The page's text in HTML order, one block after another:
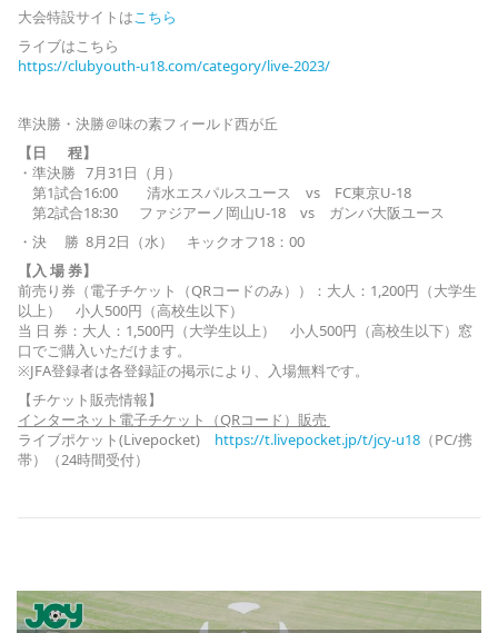
大会特設サイトはこちら
ライブはこちら
https://clubyouth-u18.com/category/live-2023/
準決勝・決勝＠味の素フィールド西が丘
【日 程】
・準決勝 7月31日（月）
第1試合16:00 清水エスパルスユース vs FC東京U-18
第2試合18:30 ファジアーノ岡山U-18 vs ガンバ大阪ユース
・決 勝 8月2日（水） キックオフ18：00
【入 場 券】
前売り券（電子チケット（QRコードのみ））：大人：1,200円（大学生
以上） 小人500円（高校生以下）
当 日 券：大人：1,500円（大学生以上） 小人500円（高校生以下）窓
口でご購入いただけます。
※JFA登録者は各登録証の掲示により、入場無料です。
【チケット販売情報】
インターネット電子チケット（QRコード）販売
ライブポケット(Livepocket) https://t.livepocket.jp/t/jcy-u18 （PC/携
帯）（24時間受付）